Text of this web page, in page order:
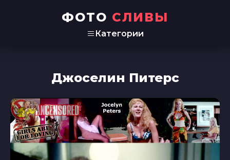
ФОТО СЛИВЫ
Категории
Джоселин Питерс